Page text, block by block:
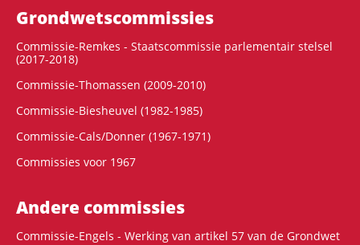
Grondwets­commissies
Commissie-Remkes - Staatscommissie parlementair stelsel
(2017-2018)
Commissie-Thomassen (2009-2010)
Commissie-Biesheuvel (1982-1985)
Commissie-Cals/Donner (1967-1971)
Commissies voor 1967
Andere commissies
Commissie-Engels - Werking van artikel 57 van de Grondwet